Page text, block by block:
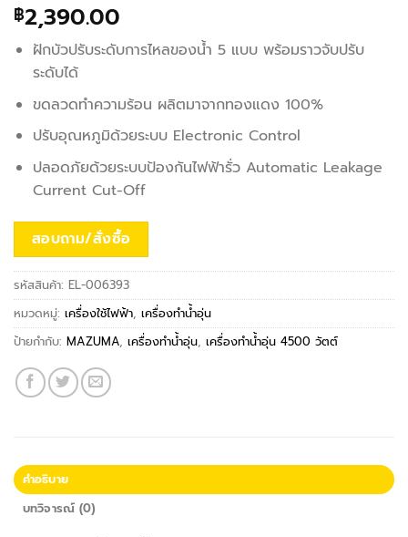
฿2,390.00
ฝักบัวปรับระดับการไหลของน้ำ 5 แบบ พร้อมราวจับปรับ
ระดับได้
ขดลวดทำความร้อน ผลิตมาจากทองแดง 100%
ปรับอุณหภูมิด้วยระบบ Electronic Control
ปลอดภัยด้วยระบบป้องกันไฟฟ้ารั่ว Automatic Leakage
Current Cut-Off
สอบถาม/สั่งซื้อ
รหัสสินค้า: EL-006393
หมวดหมู่: เครื่องใช้ไฟฟ้า, เครื่องทำน้ำอุ่น
ป้ายกำกับ: MAZUMA, เครื่องทำน้ำอุ่น, เครื่องทำน้ำอุ่น 4500 วัตต์
คำอธิบาย
บทวิจารณ์ (0)